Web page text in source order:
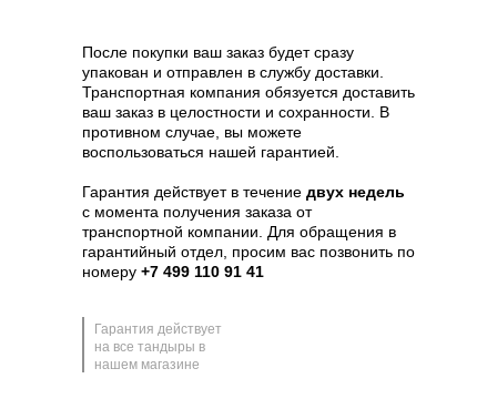
После покупки ваш заказ будет сразу
упакован и отправлен в службу доставки.
Транспортная компания обязуется доставить
ваш заказ в целостности и сохранности. В
противном случае, вы можете
воспользоваться нашей гарантией.
Гарантия действует в течение двух недель
с момента получения заказа от
транспортной компании. Для обращения в
гарантийный отдел, просим вас позвонить по
номеру +7 499 110 91 41
Гарантия действует
на все тандыры в
нашем магазине